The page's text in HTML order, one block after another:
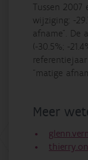
Tussen 2007
wijziging: -
afname”. De
(-30.5%; -
“matige
Meer